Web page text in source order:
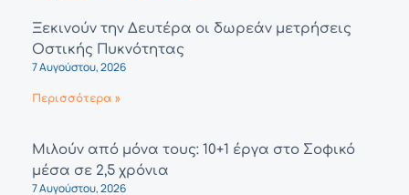
Ξεκινούν την Δευτέρα οι δωρεάν μετρήσεις
Οστικής Πυκνότητας
7 Αυγούστου, 2026
Περισσότερα »
Μιλούν από μόνα τους: 10+1 έργα στο Σοφικό
μέσα σε 2,5 χρόνια
7 Αυγούστου, 2026